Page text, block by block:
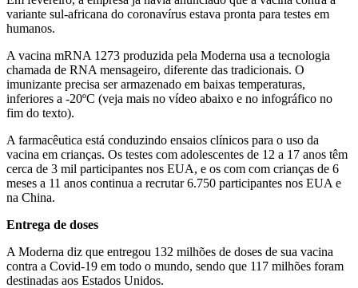
variante sul-africana do coronavírus estava pronta para testes em
humanos.
A vacina mRNA 1273 produzida pela Moderna usa a tecnologia
chamada de RNA mensageiro, diferente das tradicionais. O
imunizante precisa ser armazenado em baixas temperaturas,
inferiores a -20ºC (veja mais no vídeo abaixo e no infográfico no
fim do texto).
A farmacêutica está conduzindo ensaios clínicos para o uso da
vacina em crianças. Os testes com adolescentes de 12 a 17 anos têm
cerca de 3 mil participantes nos EUA, e os com com crianças de 6
meses a 11 anos continua a recrutar 6.750 participantes nos EUA e
na China.
Entrega de doses
A Moderna diz que entregou 132 milhões de doses de sua vacina
contra a Covid-19 em todo o mundo, sendo que 117 milhões foram
destinadas aos Estados Unidos.